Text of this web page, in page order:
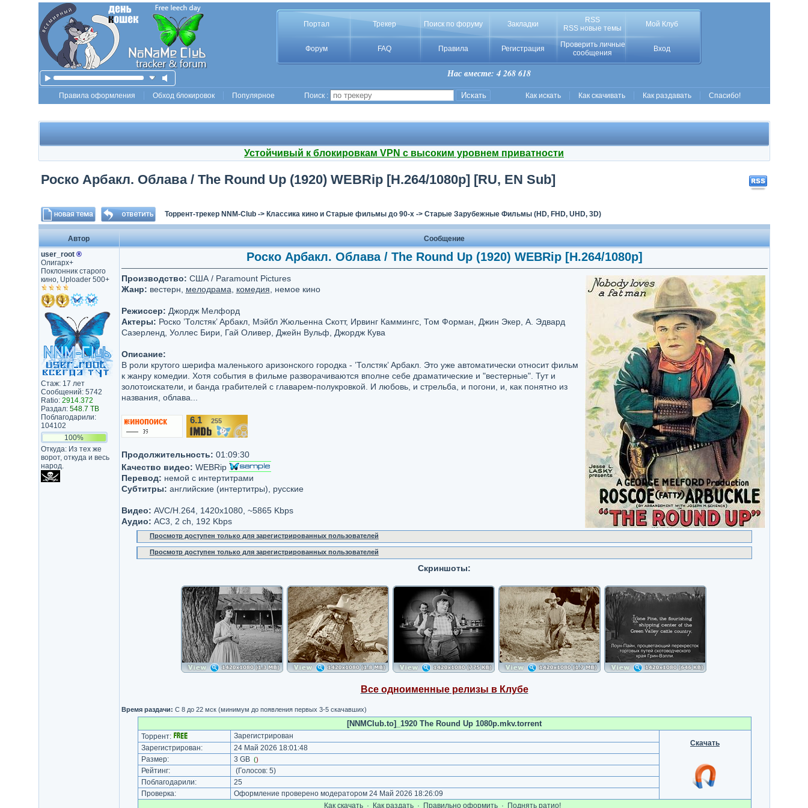
Портал Трекер Поиск по форуму Закладки
RSS
RSS новые темы
Мой Клуб
Форум FAQ Правила Регистрация
Проверить личные
сообщения
Вход
Нас вместе: 4 268 618
Правила оформления Обход блокировок Популярное Поиск : Как искать Как скачивать Как раздавать Спасибо!
Устойчивый к блокировкам VPN с высоким уровнем приватности
Роско Арбакл. Облава / The Round Up (1920) WEBRip [H.264/1080p] [RU, EN Sub]
Торрент-трекер NNM-Club-> Классика кино и Старые фильмы до 90-х-> Старые Зарубежные Фильмы (HD, FHD, UHD, 3D)
Автор
Сообщение
user_root ®
Олигарх+
Поклонник старого
кино, Uploader 500+
Стаж: 17 лет
Сообщений: 5742
Ratio: 2914.372
Раздал: 548.7 TB
Поблагодарили:
104102
100%
Откуда: Из тех же
ворот, откуда и весь
народ.
Роско Арбакл. Облава / The Round Up (1920) WEBRip [H.264/1080p]
Производство: США / Paramount Pictures
Жанр: вестерн, мелодрама комедия , немое кино
Режиссер: Джордж Мелфорд
Актеры: Роско ’Толстяк’ Арбакл, Мэйбл Жюльенна Скотт, Ирвинг Каммингс, Том Форман, Джин Экер, А. Эдвард
Сазерленд, Уоллес Бири, Гай Оливер, Джейн Вульф, Джордж Кува
Описание:
В роли крутого шерифа маленького аризонского городка - ’Толстяк’ Арбакл. Это уже автоматически относит фильм
к жанру комедии. Хотя события в фильме разворачиваются вполне себе драматические и "вестерные". Тут и
золотоискатели, и банда грабителей с главарем-полукровкой. И любовь, и стрельба, и погони, и, как понятно из
названия, облава...
6.1/10 255
Продолжительность: 01:09:30
Качество видео: WEBRip
Перевод: немой с интертитрами
Субтитры: английские (интертитры), русские
Видео: AVC/H.264, 1420x1080, ~5865 Kbps
Аудио: AC3, 2 ch, 192 Kbps
Просмотр доступен только для зарегистрированных пользователей
Просмотр доступен только для зарегистрированных пользователей
Скриншоты:
Все одноименные релизы в Клубе
Время раздачи: С 8 до 22 мск (минимум до появления первых 3-5 скачавших)
[NNMClub.to]_1920 The Round Up 1080p.mkv.torrent
Торрент:
Зарегистрирован
Скачать
Зарегистрирован:
24 Май 2026 18:01:48
Размер:
3 GB ()
Рейтинг: (Голосов: 5)
Поблагодарили:
25
Проверка:
Оформление проверено модератором 24 Май 2026 18:26:09
Как cкачать · Как раздать · Правильно оформить · Поднять ратио!